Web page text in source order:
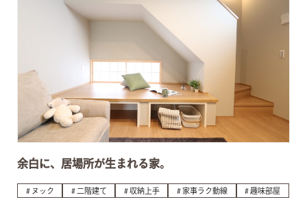
余白に、居場所が生まれる家。
ヌック 二階建て 収納上手 家事ラク動線 趣味部屋